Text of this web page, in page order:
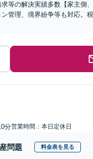
等の解決実績多数【家主側
管理、境界紛争等も対応。
分営業時間：本日定休日
問題 料金表を見る